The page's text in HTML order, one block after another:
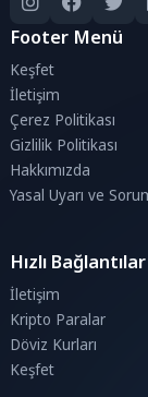
Footer Menü
Keşfet
İletişim
Çerez Politikası
Gizlilik Politikası
Hakkımızda
Yasal Uyarı ve
Hızlı Bağlantılar
İletişim
Kripto Paralar
Döviz Kurları
Keşfet